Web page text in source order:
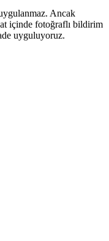
Ancak
içinde fotoğraflı bildirim
uyguluyoruz.